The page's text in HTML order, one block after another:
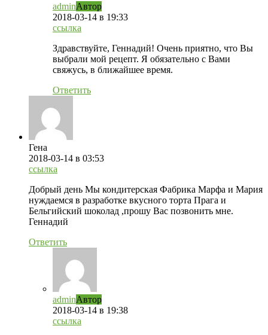
adminАвтор
2018-03-14 в 19:33
ссылка
Здравствуйте, Геннадий! Очень приятно, что Вы
выбрали мой рецепт. Я обязательно с Вами
свяжусь, в ближайшее время.
Ответить
Гена
2018-03-14 в 03:53
ссылка
Добрый день Мы кондитерская Фабрика Марфа и Мария
нуждаемся в разработке вкусного торта Прага и
Бельгийский шоколад ,прошу Вас позвонить мне.
Геннадий
Ответить
adminАвтор
2018-03-14 в 19:38
ссылка